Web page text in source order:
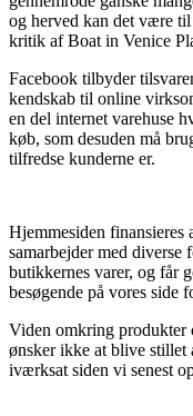
og herved kan det være
kritik af Boat in Venice
Facebook tilbyder
kendskab til online
en del internet varehuse
køb, som desuden må
tilfredse kunderne er.
Hjemmesiden
samarbejder med diverse
butikkernes varer, og får
besøgende på vores side
Viden omkring produkter
ønsker ikke at blive
iværksat siden vi senest